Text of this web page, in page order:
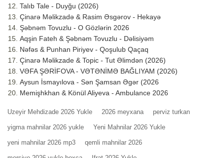
Talıb Tale - Duyğu (2026)
Çinarə Məlikzadə & Rasim Əsgərov - Hekayə
Şəbnəm Tovuzlu - O Gözlərin 2026
Aqşin Fateh & Şəbnəm Tovuzlu - Dəlisiyəm
Nəfəs & Punhan Piriyev - Qoşulub Qaçaq
Çinarə Məlikzade & Topic - Tut Əlimdən (2026)
VƏFA ŞƏRİFOVA - VƏTƏNİMƏ BAĞLIYAM (2026)
Aysun İsmayılova - Sən Şamsan Əgər (2026
Memişhkhan & Könül Aliyeva - Ambulance 2026
Uzeyir Mehdizade 2026 Yukle 2026 meyxana perviz turkan
yigma mahnilar 2026 yukle Yeni Mahnilar 2026 Yukle
yeni mahnilar 2026 mp3 qemli mahnilar 2026